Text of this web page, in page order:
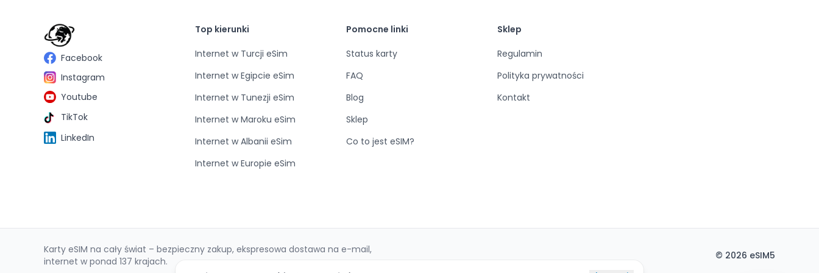
Facebook
Instagram
Youtube
TikTok
LinkedIn
Top kierunki
Internet w Turcji eSim
Internet w Egipcie eSim
Internet w Tunezji eSim
Internet w Maroku eSim
Internet w Albanii eSim
Internet w Europie eSim
Pomocne linki
Status karty
FAQ
Blog
Sklep
Co to jest eSIM?
Sklep
Regulamin
Polityka prywatności
Kontakt
Karty eSIM na cały świat – bezpieczny zakup, ekspresowa dostawa na e-mail,
internet w ponad 137 krajach.
© 2026 eSIM5